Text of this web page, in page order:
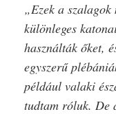
„Ezek a
különleges
használták őket,
egyszerű
például valaki
tudtam róluk. De